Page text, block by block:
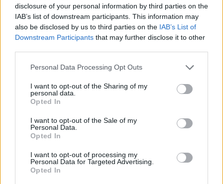
disclosure of your personal information by third parties on the
IAB’s list of downstream participants. This information may
also be disclosed by us to third parties on the IAB’s List of
Downstream Participants that may further disclose it to other
Personal Data Processing Opt Outs
I want to opt-out of the Sharing of my
personal data.
Opted In
I want to opt-out of the Sale of my
Personal Data.
Opted In
I want to opt-out of processing my
Personal Data for Targeted Advertising.
Opted In
PACE (Peia)
Acțiunea Conservatoare (Târziu)
PDF (Lazarus)
PUSL (D. Voiculescu)
PNȚCD (Pavelescu)
PNCR (Terheș)
Partidul Patrioților (Surugiu)
România pe Primul Loc (Ponta)
Altul